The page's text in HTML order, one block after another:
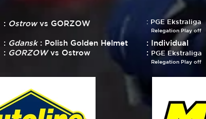
: Ostrowvs GORZOW
: Gdansk: Polish Golden Helmet
: GORZOWvs Ostrow
: PGE Ekstraliga
Relegation Play off
: Individual
: PGE Ekstraliga
Relegation Play off